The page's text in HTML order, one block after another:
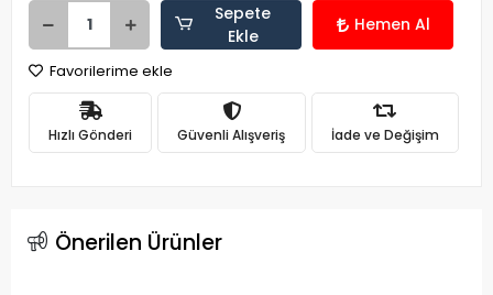
Sepete
Ekle
Hemen Al
Favorilerime ekle
Hızlı Gönderi Güvenli Alışveriş İade ve Değişim
Önerilen Ürünler